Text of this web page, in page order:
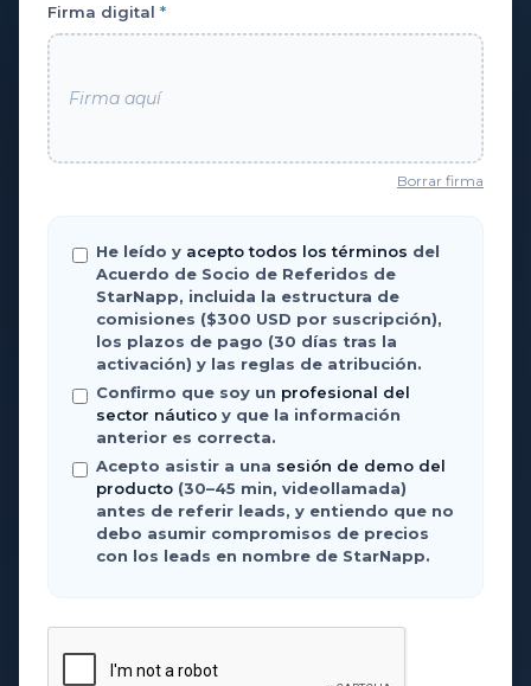
Firma digital *
Firma aquí
Borrar firma
He leído y acepto todos los términos del
Acuerdo de Socio de Referidos de
StarNapp, incluida la estructura de
comisiones ($300 USD por suscripción),
los plazos de pago (30 días tras la
activación) y las reglas de atribución.
Confirmo que soy un profesional del
sector náutico y que la información
anterior es correcta.
Acepto asistir a una sesión de demo del
producto (30–45 min, videollamada)
antes de referir leads, y entiendo que no
debo asumir compromisos de precios
con los leads en nombre de StarNapp.